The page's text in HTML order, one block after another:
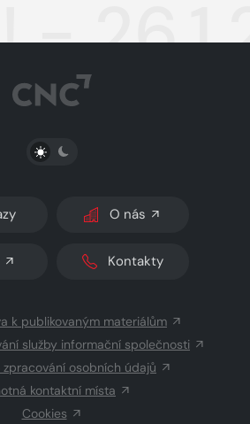
-
PŘEPNOUT SVĚTLÝ/TMAVÝ REŽIM
O nás
Kontakty
k publikovaným materiálům
služby informační společnosti
osobních údajů
kontaktní místa
Cookies